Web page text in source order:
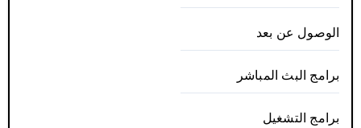
الوصول عن بعد
برامج البث المباشر
برامج التشغيل